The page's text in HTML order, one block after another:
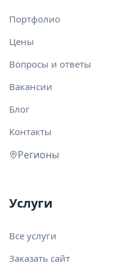
Портфолио
Цены
Вопросы и ответы
Вакансии
Блог
Контакты
Регионы
Услуги
Все услуги
Заказать сайт